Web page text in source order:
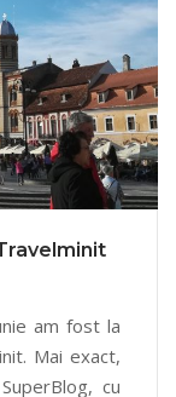
am fost la
Mai exact,
cu